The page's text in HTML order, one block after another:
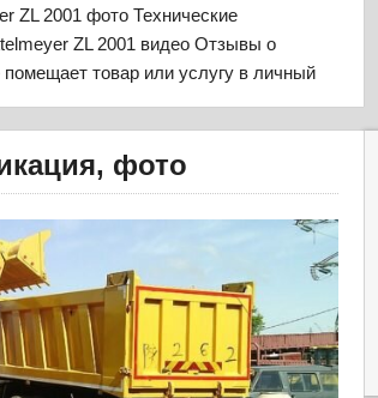
ZL 2001 фото Технические
ZL 2001 видео Отзывы о
товар или услугу в личный
фото